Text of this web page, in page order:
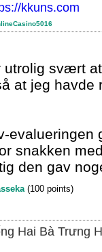
kkuns.com
utrolig svært
at jeg
evalueringen
snakken
den gav
(100 points)
Hai Bà Trưng